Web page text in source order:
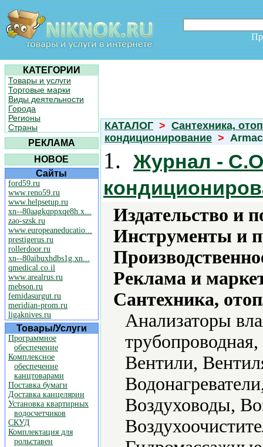
КАТЕГОРИИ
Товары и услуги
Торговые марки
Виды деятельности
Города
Регионы
Страны
РЕКЛАМА
НОВОЕ
Сайты
ford59.ru
www.reno59.ru
www.helpsetup.ru
xn--80aagkqppxqe8h.x...
zao-szsk.ru
www.europeaneducatio...
prestigerus.ru
rollerdoor.ru
xn--80aibuxhdbs1g.xn...
qmedical.co.il
www.arealrus.ru
mebson.ru
femidasurgut.ru
meridian-prom.ru
ligaknives.ru
Товары/Услуги
Программное
обеспечение
Комплексное
обеспечение
канцтоварами
Поставка бумаги
Доставка канцелярии
Установка квартирных
водосчетчиков
СКУД
Комплектация для
рольставен
КАТАЛОГ > Сантехника,
кондиционирование >
1.
Журнал -
Издательство и
Инструменты и
Реклама и
Сантехника,
Анализаторы
Вентили,
Воздуховоды,